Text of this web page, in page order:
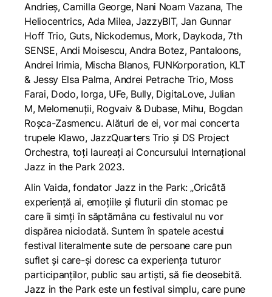
Andrieș, Camilla George, Nani Noam Vazana, The
Heliocentrics, Ada Milea, JazzyBIT, Jan Gunnar
Hoff Trio, Guts, Nickodemus, Mork, Daykoda, 7th
SENSE, Andi Moisescu, Andra Botez, Pantaloons,
Andrei Irimia, Mischa Blanos, FUNKorporation, KLT
& Jessy Elsa Palma, Andrei Petrache Trio, Moss
Farai, Dodo, Iorga, UFe, Bully, DigitaLove, Julian
M, Melomenuții, Rogvaiv & Dubase, Mihu, Bogdan
Roșca-Zasmencu. Alături de ei, vor mai concerta
trupele Klawo, JazzQuarters Trio și DS Project
Orchestra, toți laureați ai Concursului Internațional
Jazz in the Park 2023.
Alin Vaida, fondator Jazz in the Park: „Oricâtă
experiență ai, emoțiile și fluturii din stomac pe
care îi simți în săptămâna cu festivalul nu vor
dispărea niciodată. Suntem în spatele acestui
festival literalmente sute de persoane care pun
suflet și care-și doresc ca experiența tuturor
participanților, public sau artiști, să fie deosebită.
Jazz in the Park este un festival simplu, care pune